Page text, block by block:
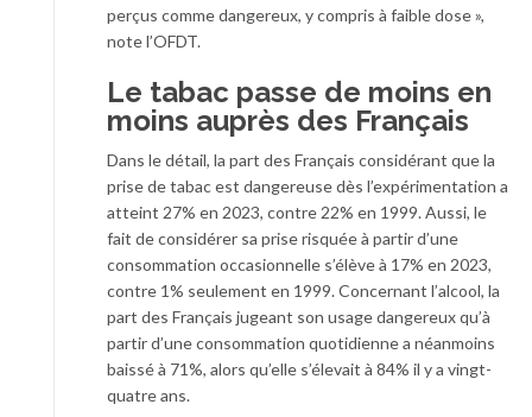
perçus comme dangereux, y compris à faible dose »,
note l’OFDT.
Le tabac passe de moins en
moins auprès des Français
Dans le détail, la part des Français considérant que la
prise de tabac est dangereuse dès l’expérimentation a
atteint 27% en 2023, contre 22% en 1999. Aussi, le
fait de considérer sa prise risquée à partir d’une
consommation occasionnelle s’élève à 17% en 2023,
contre 1% seulement en 1999. Concernant l’alcool, la
part des Français jugeant son usage dangereux qu’à
partir d’une consommation quotidienne a néanmoins
baissé à 71%, alors qu’elle s’élevait à 84% il y a vingt-
quatre ans.